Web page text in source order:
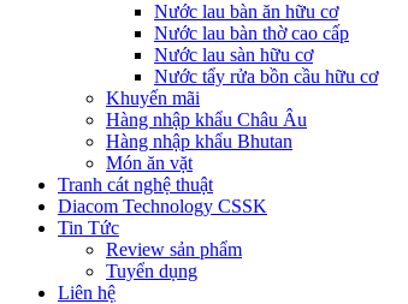
Nước lau bàn ăn hữu cơ
Nước lau bàn thờ cao cấp
Nước lau sàn hữu cơ
Nước tẩy rửa bồn cầu hữu cơ
Khuyến mãi
Hàng nhập khẩu Châu Âu
Hàng nhập khẩu Bhutan
Món ăn vặt
Tranh cát nghệ thuật
Diacom Technology CSSK
Tin Tức
Review sản phẩm
Tuyển dụng
Liên hệ